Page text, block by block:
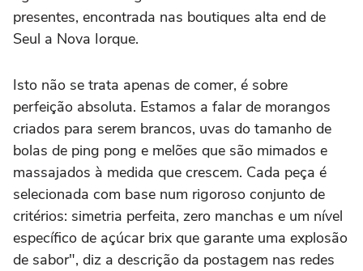
presentes, encontrada nas boutiques alta end de
Seul a Nova Iorque.
Isto não se trata apenas de comer, é sobre
perfeição absoluta. Estamos a falar de morangos
criados para serem brancos, uvas do tamanho de
bolas de ping pong e melões que são mimados e
massajados à medida que crescem. Cada peça é
selecionada com base num rigoroso conjunto de
critérios: simetria perfeita, zero manchas e um nível
específico de açúcar brix que garante uma explosão
de sabor", diz a descrição da postagem nas redes